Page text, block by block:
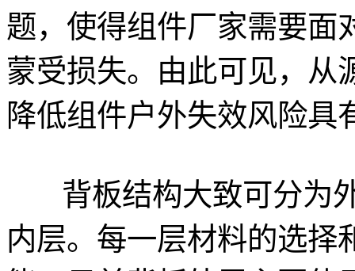
题，使得组件厂家需要面
蒙受损失。由此可见，从
降低组件户外失效风险具
背板结构大致可分为外
内层。每一层材料的选择